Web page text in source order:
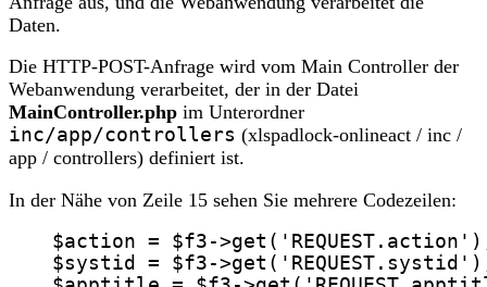
Daten.
Die HTTP-POST-Anfrage wird vom Main Controller der
Webanwendung verarbeitet, der in der Datei
MainController.php im Unterordner
inc/app/controllers (xlspadlock-onlineact / inc /
app / controllers) definiert ist.
In der Nähe von Zeile 15 sehen Sie mehrere Codezeilen:
$action = $f3 ->get ( ' REQUEST.action '
$systid
= $f3 ->get ( ' REQUEST.systid '